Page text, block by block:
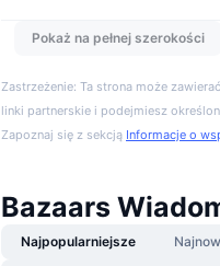
Pokaż na pełnej szerokości
Zastrzeżenie: Ta strona może
linki partnerskie i podejmiesz
Zapoznaj się z sekcją Informacje o
Bazaars
Najpopularniejsze